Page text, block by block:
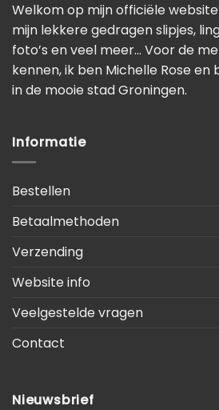
Welkom op mijn officiële
mijn lekkere gedragen slipjes,
foto’s en veel meer… Voor de
kennen, ik ben Michelle Rose en
in de mooie stad Groningen.
Informatie
Bestellen
Betaalmethoden
Verzending
Website info
Veelgestelde vragen
Contact
Nieuwsbrief